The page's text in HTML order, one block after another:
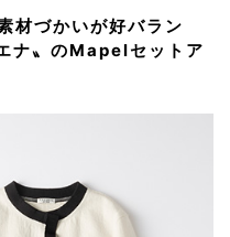
材づかいが好バラン
ナ〟のMapelセットア